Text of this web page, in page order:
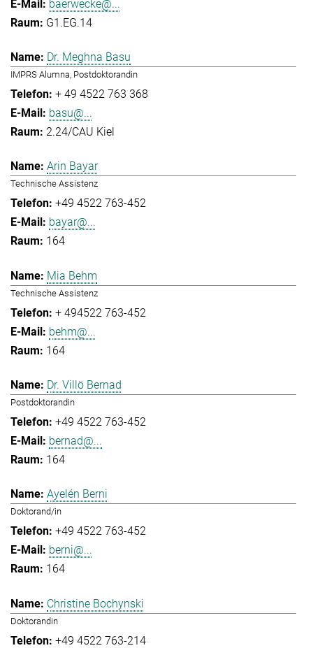
baerwecke@...
G1.EG.14
Dr. Meghna Basu
IMPRS Alumna, Postdoktorandin
+ 49 4522 763 368
basu@...
2.24/CAU Kiel
Arin Bayar
Technische Assistenz
+49 4522 763-452
bayar@...
164
Mia Behm
Technische Assistenz
+ 494522 763-452
behm@...
164
Dr. Villö Bernad
Postdoktorandin
+49 4522 763-452
bernad@...
164
Ayelén Berni
Doktorand/in
+49 4522 763-452
berni@...
164
Christine Bochynski
Doktorandin
+49 4522 763-214